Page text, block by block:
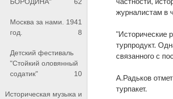
БОРОДИНА"
62
Москва за нами. 1941
год.
8
Детский фестиваль
"Стойкий оловянный
содатик"
10
Историческая музыка и
журналистам в
"Исторические
турпродукт.
связанного с
А.Радьков
турпакет.